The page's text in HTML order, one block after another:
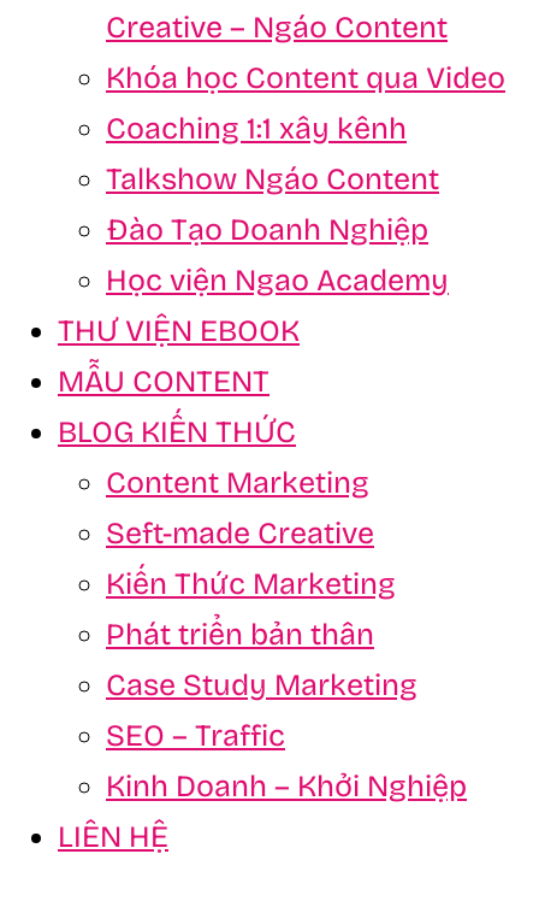
Creative – Ngáo Content
Khóa học Content qua Video
Coaching 1:1 xây kênh
Talkshow Ngáo Content
Đào Tạo Doanh Nghiệp
Học viện Ngao Academy
THƯ VIỆN EBOOK
MẪU CONTENT
BLOG KIẾN THỨC
Content Marketing
Seft-made Creative
Kiến Thức Marketing
Phát triển bản thân
Case Study Marketing
SEO – Traffic
Kinh Doanh – Khởi Nghiệp
LIÊN HỆ